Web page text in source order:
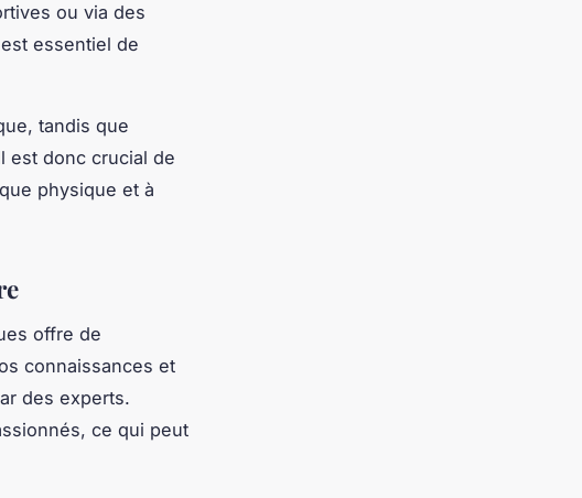
ou via des
essentiel de
tandis que
est donc crucial de
physique et à
offre de
connaissances et
des experts.
ce qui peut